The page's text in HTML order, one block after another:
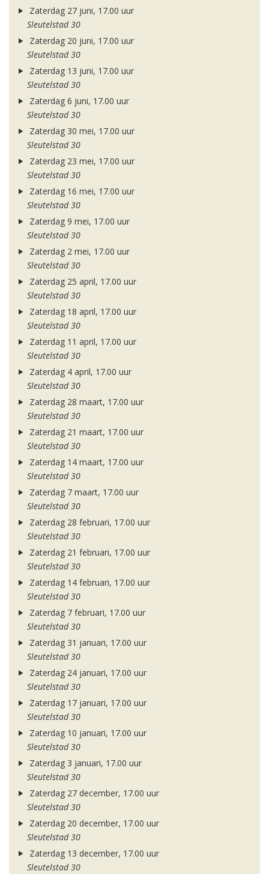
Zaterdag 27 juni, 17.00 uur
Sleutelstad 30
Zaterdag 20 juni, 17.00 uur
Sleutelstad 30
Zaterdag 13 juni, 17.00 uur
Sleutelstad 30
Zaterdag 6 juni, 17.00 uur
Sleutelstad 30
Zaterdag 30 mei, 17.00 uur
Sleutelstad 30
Zaterdag 23 mei, 17.00 uur
Sleutelstad 30
Zaterdag 16 mei, 17.00 uur
Sleutelstad 30
Zaterdag 9 mei, 17.00 uur
Sleutelstad 30
Zaterdag 2 mei, 17.00 uur
Sleutelstad 30
Zaterdag 25 april, 17.00 uur
Sleutelstad 30
Zaterdag 18 april, 17.00 uur
Sleutelstad 30
Zaterdag 11 april, 17.00 uur
Sleutelstad 30
Zaterdag 4 april, 17.00 uur
Sleutelstad 30
Zaterdag 28 maart, 17.00 uur
Sleutelstad 30
Zaterdag 21 maart, 17.00 uur
Sleutelstad 30
Zaterdag 14 maart, 17.00 uur
Sleutelstad 30
Zaterdag 7 maart, 17.00 uur
Sleutelstad 30
Zaterdag 28 februari, 17.00 uur
Sleutelstad 30
Zaterdag 21 februari, 17.00 uur
Sleutelstad 30
Zaterdag 14 februari, 17.00 uur
Sleutelstad 30
Zaterdag 7 februari, 17.00 uur
Sleutelstad 30
Zaterdag 31 januari, 17.00 uur
Sleutelstad 30
Zaterdag 24 januari, 17.00 uur
Sleutelstad 30
Zaterdag 17 januari, 17.00 uur
Sleutelstad 30
Zaterdag 10 januari, 17.00 uur
Sleutelstad 30
Zaterdag 3 januari, 17.00 uur
Sleutelstad 30
Zaterdag 27 december, 17.00 uur
Sleutelstad 30
Zaterdag 20 december, 17.00 uur
Sleutelstad 30
Zaterdag 13 december, 17.00 uur
Sleutelstad 30